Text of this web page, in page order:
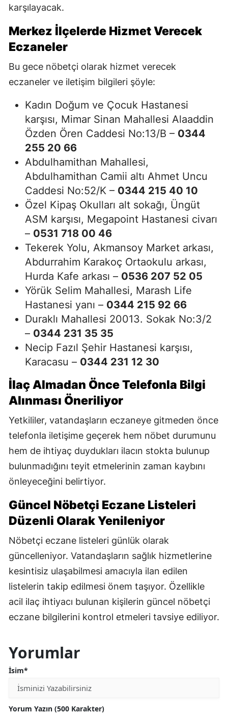
karşılayacak.
Merkez İlçelerde Hizmet Verecek
Eczaneler
Bu gece nöbetçi olarak hizmet verecek
eczaneler ve iletişim bilgileri şöyle:
Kadın Doğum ve Çocuk Hastanesi
karşısı, Mimar Sinan Mahallesi Alaaddin
Özden Ören Caddesi No:13/B – 0344
255 20 66
Abdulhamithan Mahallesi,
Abdulhamithan Camii altı Ahmet Uncu
Caddesi No:52/K – 0344 215 40 10
Özel Kipaş Okulları alt sokağı, Üngüt
ASM karşısı, Megapoint Hastanesi civarı
– 0531 718 00 46
Tekerek Yolu, Akmansoy Market arkası,
Abdurrahim Karakoç Ortaokulu arkası,
Hurda Kafe arkası – 0536 207 52 05
Yörük Selim Mahallesi, Marash Life
Hastanesi yanı – 0344 215 92 66
Duraklı Mahallesi 20013. Sokak No:3/2
– 0344 231 35 35
Necip Fazıl Şehir Hastanesi karşısı,
Karacasu – 0344 231 12 30
İlaç Almadan Önce Telefonla Bilgi
Alınması Öneriliyor
Yetkililer, vatandaşların eczaneye gitmeden önce
telefonla iletişime geçerek hem nöbet durumunu
hem de ihtiyaç duydukları ilacın stokta bulunup
bulunmadığını teyit etmelerinin zaman kaybını
önleyeceğini belirtiyor.
Güncel Nöbetçi Eczane Listeleri
Düzenli Olarak Yenileniyor
Nöbetçi eczane listeleri günlük olarak
güncelleniyor. Vatandaşların sağlık hizmetlerine
kesintisiz ulaşabilmesi amacıyla ilan edilen
listelerin takip edilmesi önem taşıyor. Özellikle
acil ilaç ihtiyacı bulunan kişilerin güncel nöbetçi
eczane bilgilerini kontrol etmeleri tavsiye ediliyor.
Yorumlar
İsim*
Yorum Yazın (500 Karakter)